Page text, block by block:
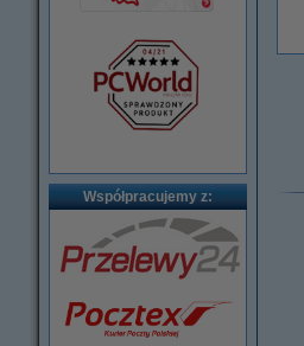
Współpracujemy z: